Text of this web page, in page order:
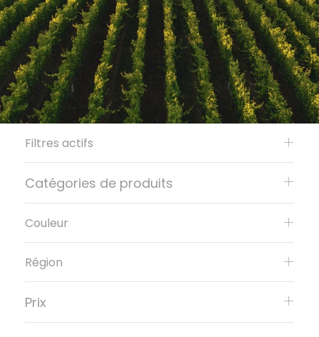
Filtres actifs
Catégories de produits
Couleur
Région
Prix